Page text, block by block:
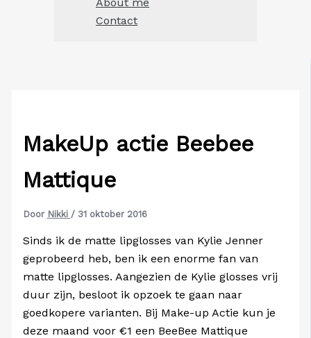
Contact
MakeUp actie Beebee
Mattique
Door Nikki / 31 oktober 2016
Sinds ik de matte lipglosses van Kylie Jenner
geprobeerd heb, ben ik een enorme fan van
matte lipglosses. Aangezien de Kylie glosses vrij
duur zijn, besloot ik opzoek te gaan naar
goedkopere varianten. Bij Make-up Actie kun je
deze maand voor €1 een BeeBee Mattique